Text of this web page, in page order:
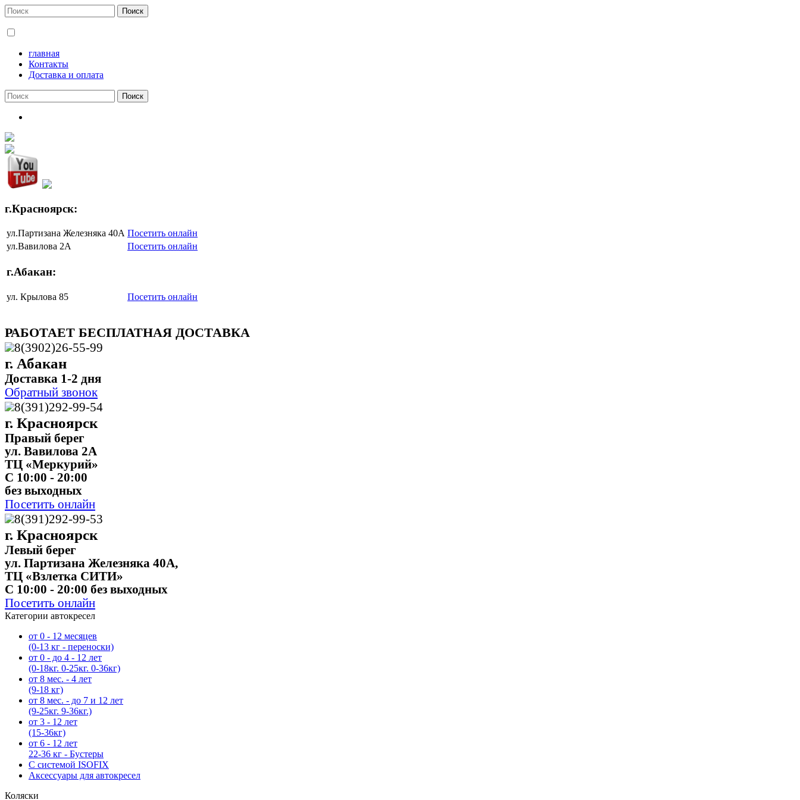
главная
Контакты
Доставка и оплата
г.Красноярск:
ул.Партизана Железняка 40А Посетить онлайн
ул.Вавилова 2А
Посетить онлайн
г.Абакан:
ул. Крылова 85 Посетить онлайн
РАБОТАЕТ БЕСПЛАТНАЯ ДОСТАВКА
8(3902)26-55-99
г. Абакан
Доставка 1-2 дня
Обратный звонок
8(391)292-99-54
г. Красноярск
Правый берег
ул. Вавилова 2А
ТЦ «Меркурий»
C 10:00 - 20:00
без выходных
Посетить онлайн
8(391)292-99-53
г. Красноярск
Левый берег
ул. Партизана Железняка 40А,
ТЦ «Взлетка СИТИ»
C 10:00 - 20:00 без выходных
Посетить онлайн
Категории автокресел
от 0 - 12 месяцев
(0-13 кг - переноски)
от 0 - до 4 - 12 лет
(0-18кг. 0-25кг. 0-36кг)
от 8 мес. - 4 лет
(9-18 кг)
от 8 мес. - до 7 и 12 лет
(9-25кг. 9-36кг.)
от 3 - 12 лет
(15-36кг)
от 6 - 12 лет
22-36 кг - Бустеры
С системой ISOFIX
Аксессуары для автокресел
Коляски